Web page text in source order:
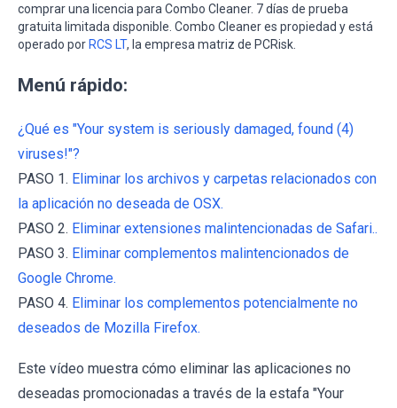
comprar una licencia para Combo Cleaner. 7 días de prueba
gratuita limitada disponible. Combo Cleaner es propiedad y está
operado porRCS LT, la empresa matriz de PCRisk.
Menú rápido:
¿Qué es "Your system is seriously damaged, found (4)
viruses!"?
PASO 1. Eliminar los archivos y carpetas relacionados con
la aplicación no deseada de OSX.
PASO 2. Eliminar extensiones malintencionadas de Safari..
PASO 3. Eliminar complementos malintencionados de
Google Chrome.
PASO 4. Eliminar los complementos potencialmente no
deseados de Mozilla Firefox.
Este vídeo muestra cómo eliminar las aplicaciones no
deseadas promocionadas a través de la estafa "Your